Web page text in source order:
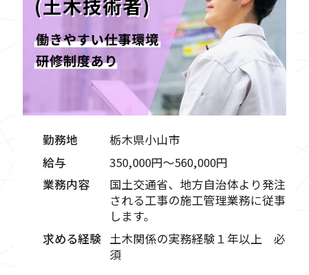
勤務地
栃木県小山市
給与
350,000円〜560,000円
業務内容
国土交通省、地方自治体より発注
される工事の施工管理業務に従事
します。
求める経験 土木関係の実務経験１年以上 必
須